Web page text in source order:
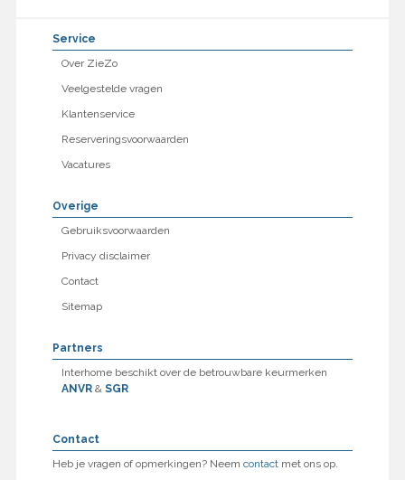
Service
Over ZieZo
Veelgestelde vragen
Klantenservice
Reserveringsvoorwaarden
Vacatures
Overige
Gebruiksvoorwaarden
Privacy disclaimer
Contact
Sitemap
Partners
Interhome beschikt over de betrouwbare keurmerken
ANVR& SGR
Contact
Heb je vragen of opmerkingen? Neem contactmet ons op.